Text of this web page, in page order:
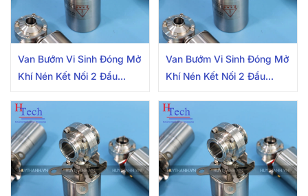
Van Bướm Vi Sinh Đóng Mở
Khí Nén Kết Nối 2 Đầu
304/316L Có Cảm Biến
Van Bướm Vi Sinh Đóng Mở
Khí Nén Kết Nối 2 Đầu
304/316L Có Cảm Biến